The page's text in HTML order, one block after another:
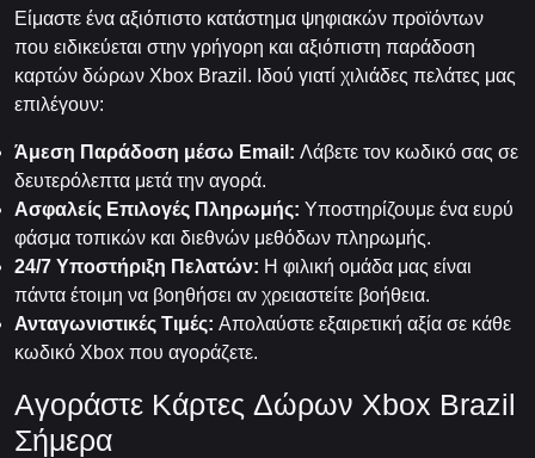
Είμαστε ένα αξιόπιστο κατάστημα ψηφιακών προϊόντων
που ειδικεύεται στην γρήγορη και αξιόπιστη παράδοση
καρτών δώρων Xbox Brazil. Ιδού γιατί χιλιάδες πελάτες μας
επιλέγουν:
Άμεση Παράδοση μέσω Email: Λάβετε τον κωδικό σας σε
δευτερόλεπτα μετά την αγορά.
Ασφαλείς Επιλογές Πληρωμής: Υποστηρίζουμε ένα ευρύ
φάσμα τοπικών και διεθνών μεθόδων πληρωμής.
24/7 Υποστήριξη Πελατών: Η φιλική ομάδα μας είναι
πάντα έτοιμη να βοηθήσει αν χρειαστείτε βοήθεια.
Ανταγωνιστικές Τιμές: Απολαύστε εξαιρετική αξία σε κάθε
κωδικό Xbox που αγοράζετε.
Αγοράστε Κάρτες Δώρων Xbox Brazil
Σήμερα